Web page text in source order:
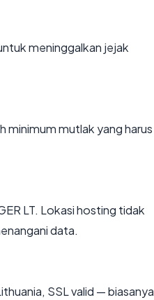
meninggalkan jejak
minimum mutlak yang harus
LT. Lokasi hosting tidak
data.
SSL valid — biasanya